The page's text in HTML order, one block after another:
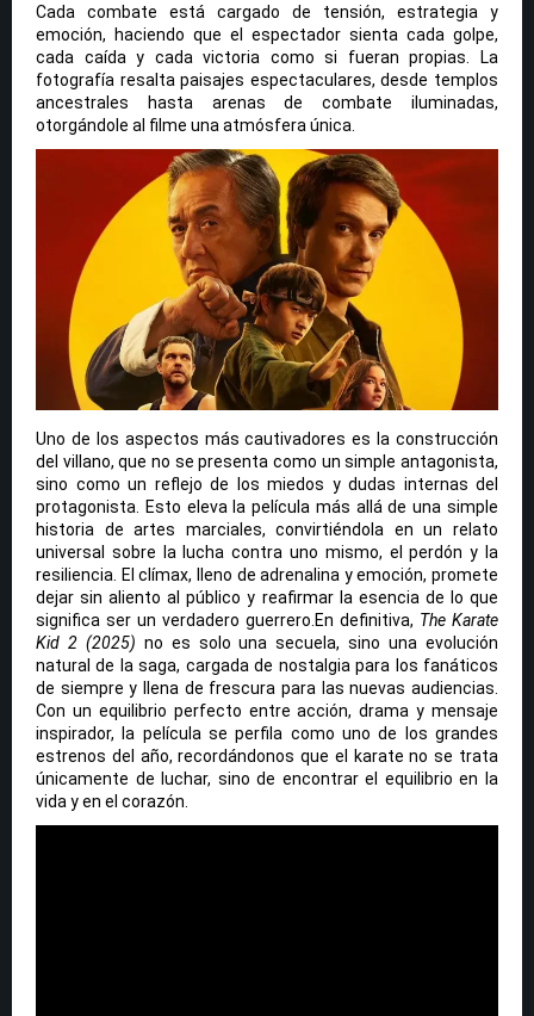
Cada combate está cargado de tensión, estrategia y
emoción, haciendo que el espectador sienta cada golpe,
cada caída y cada victoria como si fueran propias. La
fotografía resalta paisajes espectaculares, desde templos
ancestrales hasta arenas de combate iluminadas,
otorgándole al filme una atmósfera única.
Uno de los aspectos más cautivadores es la construcción
del villano, que no se presenta como un simple antagonista,
sino como un reflejo de los miedos y dudas internas del
protagonista. Esto eleva la película más allá de una simple
historia de artes marciales, convirtiéndola en un relato
universal sobre la lucha contra uno mismo, el perdón y la
resiliencia. El clímax, lleno de adrenalina y emoción, promete
dejar sin aliento al público y reafirmar la esencia de lo que
significa ser un verdadero guerrero. En definitiva, The Karate
Kid 2 (2025) no es solo una secuela, sino una evolución
natural de la saga, cargada de nostalgia para los fanáticos
de siempre y llena de frescura para las nuevas audiencias.
Con un equilibrio perfecto entre acción, drama y mensaje
inspirador, la película se perfila como uno de los grandes
estrenos del año, recordándonos que el karate no se trata
únicamente de luchar, sino de encontrar el equilibrio en la
vida y en el corazón.